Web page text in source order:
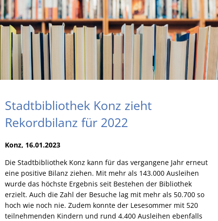
Stadtbibliothek Konz zieht
Rekordbilanz für 2022
Konz, 16.01.2023
Die Stadtbibliothek Konz kann für das vergangene Jahr erneut
eine positive Bilanz ziehen. Mit mehr als 143.000 Ausleihen
wurde das höchste Ergebnis seit Bestehen der Bibliothek
erzielt. Auch die Zahl der Besuche lag mit mehr als 50.700 so
hoch wie noch nie. Zudem konnte der Lesesommer mit 520
teilnehmenden Kindern und rund 4.400 Ausleihen ebenfalls